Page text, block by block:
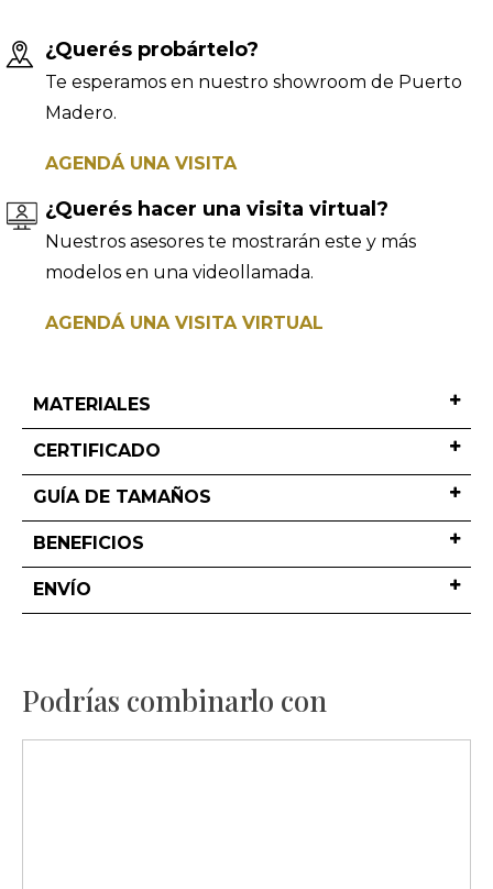
¿Querés probártelo?
Te esperamos en nuestro showroom de Puerto
Madero.
AGENDÁ UNA VISITA
¿Querés hacer una visita virtual?
Nuestros asesores te mostrarán este y más
modelos en una videollamada.
AGENDÁ UNA VISITA VIRTUAL
MATERIALES
CERTIFICADO
GUÍA DE TAMAÑOS
BENEFICIOS
ENVÍO
Podrías combinarlo con